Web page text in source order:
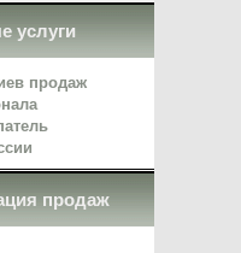
услуги
продаж
продаж